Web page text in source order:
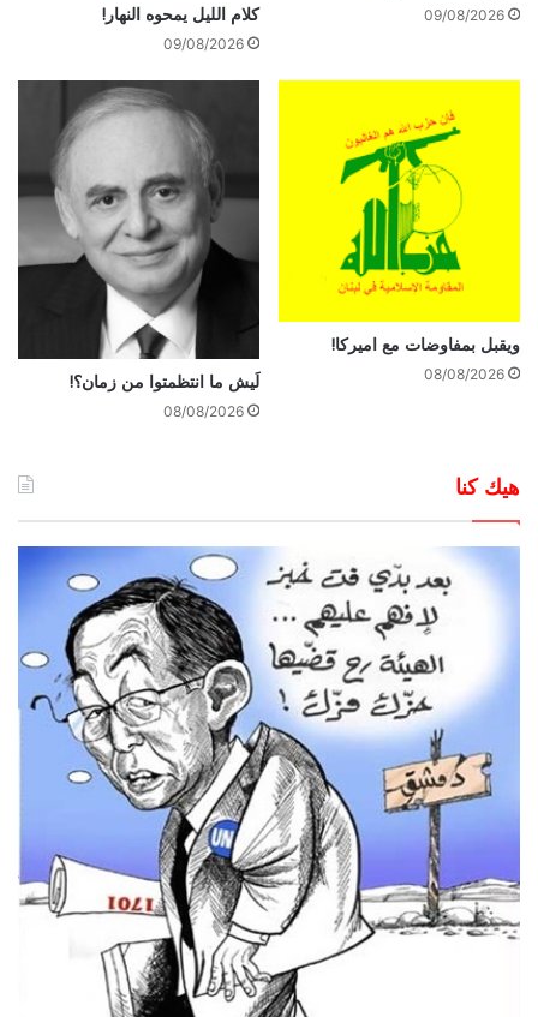
09/08/2026 كلام الليل يمحوه النهار!
09/08/2026
ويقبل بمفاوضات مع اميركا!
08/08/2026 لَيش ما انتظمتوا من زمان؟!
08/08/2026
هيك كنا